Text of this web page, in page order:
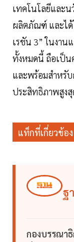
เทคโนโลยีและ
ผลิตภัณฑ์ และได้
เรชัน 3” ในงาน
ทั้งหมดนี้ ถือเป็
และพร้อมสำหรั
ประสิทธิภาพสูงสุ
แท็กที่เกี่ยวข้อง
ฐ
กองบรรณา